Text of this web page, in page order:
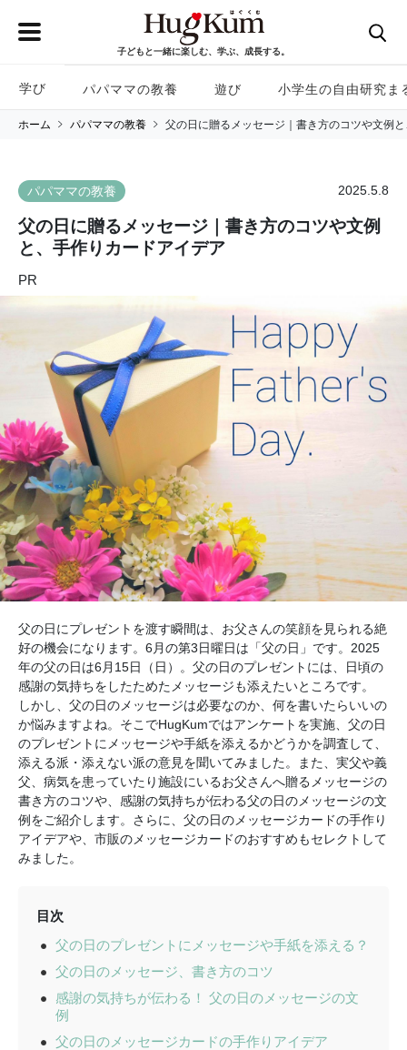
子どもと一緒に楽しむ、学ぶ、成長する。
学び パパママの教養 遊び 小学生の自由研究ま
ホーム パパママの教養 父の日に贈るメッセージ｜書き方のコツや文例
パパママの教養 2025.5.8
父の日に贈るメッセージ｜書き方のコツや文例
と、手作りカードアイデア
PR
父の日にプレゼントを渡す瞬間は、お父さんの笑顔を見られる絶
好の機会になります。6月の第3日曜日は「父の日」です。2025
年の父の日は6月15日（日）。父の日のプレゼントには、日頃の
感謝の気持ちをしたためたメッセージも添えたいところです。
しかし、父の日のメッセージは必要なのか、何を書いたらいいの
か悩みますよね。そこでHugKumではアンケートを実施、父の日
のプレゼントにメッセージや手紙を添えるかどうかを調査して、
添える派・添えない派の意見を聞いてみました。また、実父や義
父、病気を患っていたり施設にいるお父さんへ贈るメッセージの
書き方のコツや、感謝の気持ちが伝わる父の日のメッセージの文
例をご紹介します。さらに、父の日のメッセージカードの手作り
アイデアや、市販のメッセージカードのおすすめもセレクトして
みました。
目次
父の日のプレゼントにメッセージや手紙を添える？
父の日のメッセージ、書き方のコツ
感謝の気持ちが伝わる！ 父の日のメッセージの文
例
父の日のメッセージカードの手作りアイデア